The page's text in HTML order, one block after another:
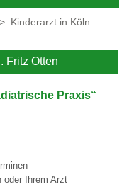
> Kinderarzt in Köln
Fritz Otten
Praxis“
oder Ihrem Arzt